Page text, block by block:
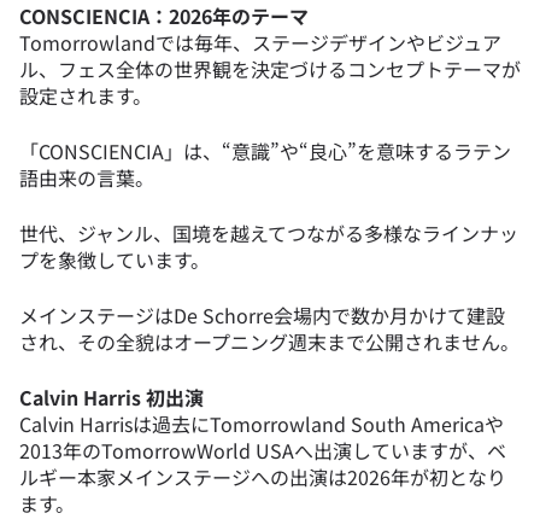
CONSCIENCIA：2026年のテーマ
Tomorrowlandでは毎年、ステージデザインやビジュア
ル、フェス全体の世界観を決定づけるコンセプトテーマが
設定されます。
「CONSCIENCIA」は、“意識”や“良心”を意味するラテン
語由来の言葉。
世代、ジャンル、国境を越えてつながる多様なラインナッ
プを象徴しています。
メインステージはDe Schorre会場内で数か月かけて建設
され、その全貌はオープニング週末まで公開されません。
Calvin Harris 初出演
Calvin Harrisは過去にTomorrowland South Americaや
2013年のTomorrowWorld USAへ出演していますが、ベ
ルギー本家メインステージへの出演は2026年が初となり
ます。